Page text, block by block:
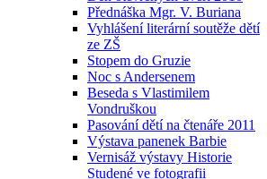
Přednáška Mgr. V. Buriana
Vyhlášení literární soutěže dětí
ze ZŠ
Stopem do Gruzie
Noc s Andersenem
Beseda s Vlastimilem
Vondruškou
Pasování dětí na čtenáře 2011
Výstava panenek Barbie
Vernisáž výstavy Historie
Studené ve fotografii